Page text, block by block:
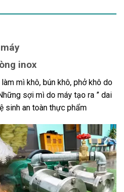
inox
mì khô, bún khô, phở khô do
sợi mì do máy tạo ra ” dai
sinh an toàn thực phẩm